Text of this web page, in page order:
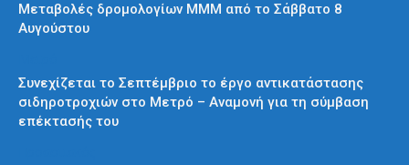
Μεταβολές δρομολογίων ΜΜΜ από το Σάββατο 8
Αυγούστου
Συνεχίζεται το Σεπτέμβριο το έργο αντικατάστασης
σιδηροτροχιών στο Μετρό – Αναμονή για τη σύμβαση
επέκτασής του